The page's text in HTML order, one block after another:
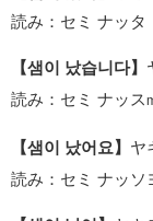
読み：セミ ナッタ
【샘이 났습니다】
読み：セミ ナッス
【샘이 났어요】 ヤ
読み：セミ ナッソ